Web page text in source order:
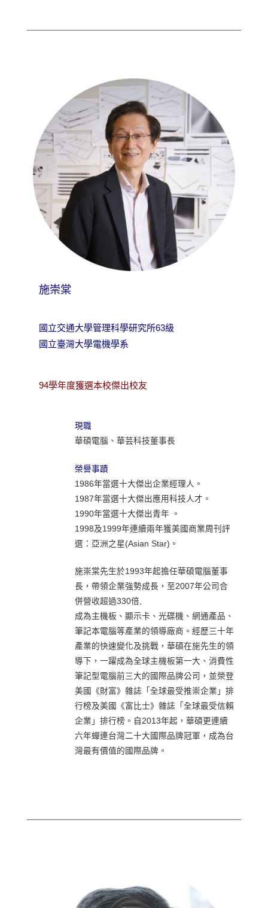
施崇棠
國立交通大學管理科學研究所63級
國立臺灣大學電機學系
94學年度獲選本校傑出校友
現職
華碩電腦、華芸科技董事長
榮譽事蹟
1986年當選十大傑出企業經理人。
1987年當選十大傑出應用科技人才。
1990年當選十大傑出青年 。
1998及1999年連續兩年獲美國商業周刊評
選：亞洲之星(Asian Star)。
施崇棠先生於1993年起擔任華碩電腦董事
長，帶領企業強勢成長，至2007年公司合
併營收超過330倍,
成為主機板、顯示卡、光碟機、網通產品、
筆記本電腦等產業的領導廠商。經歷三十年
產業的快速變化及挑戰，華碩在施先生的領
導下，一躍成為全球主機板第一大、消費性
筆記型電腦前三大的國際品牌公司，並榮登
美國《財富》雜誌「全球最受推崇企業」排
行榜及美國《富比士》雜誌「全球最受信賴
企業」排行榜。自2013年起，華碩更連續
六年蟬連台灣二十大國際品牌冠軍，成為台
灣最有價值的國際品牌。